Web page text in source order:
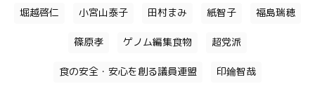
堀越啓仁 小宮山泰子 田村まみ 紙智子 福島瑞穂
篠原孝 ゲノム編集食物 超党派
食の安全・安心を創る議員連盟 印鑰智哉